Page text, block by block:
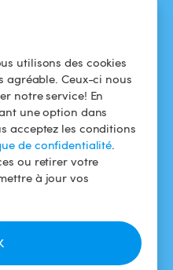
utilisons des cookies
agréable. Ceux-ci nous
notre service! En
une option dans
acceptez les conditions
de confidentialité.
ou retirer votre
à jour vos
Conditions
d'utilisation
Politique de
confidentialité
Mentions légales